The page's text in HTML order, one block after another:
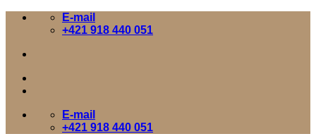
Skip
E-mail
+421 918 440 051
E-mail
+421 918 440 051